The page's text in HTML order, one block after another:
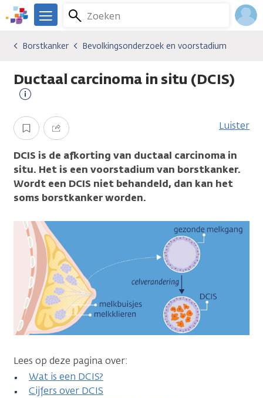
Overslaan
en
gaan
We
er
je.
Kanker.nl
Zoeken
Menu
Kankersoorten
Borstkanker
Bevolkingsonderzoek en voorstadium
Borstkanker Bevolkingsonderzoek en voorstadium
Ductaal carcinoma in situ (DCIS)
informatie
Opslaan Delen Luister
DCIS is de afkorting van ductaal carcinoma in
situ. Het is een voorstadium van borstkanker.
Wordt een DCIS niet behandeld, dan kan het
soms borstkanker worden.
Lees op deze pagina over:
Wat is een DCIS?
Cijfers over DCIS